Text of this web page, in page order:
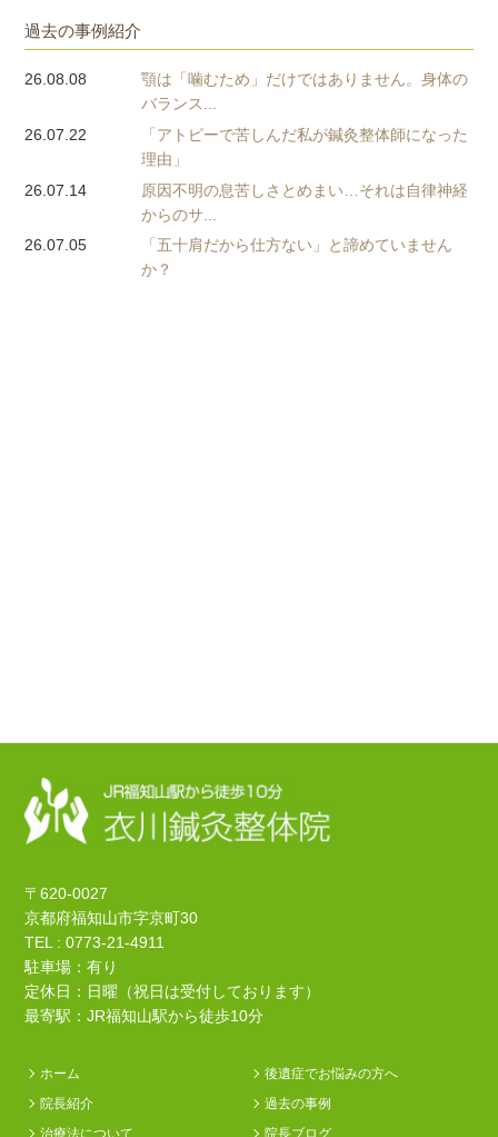
過去の事例紹介
26.08.08
顎は「噛むため」だけではありません。身体の
バランス...
26.07.22
「アトピーで苦しんだ私が鍼灸整体師になった
理由」
26.07.14
原因不明の息苦しさとめまい…それは自律神経
からのサ...
26.07.05
「五十肩だから仕方ない」と諦めていません
か？
〒620-0027
京都府福知山市字京町30
TEL : 0773-21-4911
駐車場：有り
定休日：日曜（祝日は受付しております）
最寄駅：JR福知山駅から徒歩10分
ホーム
院長紹介
治療法について
後遺症でお悩みの方へ
過去の事例
院長ブログ